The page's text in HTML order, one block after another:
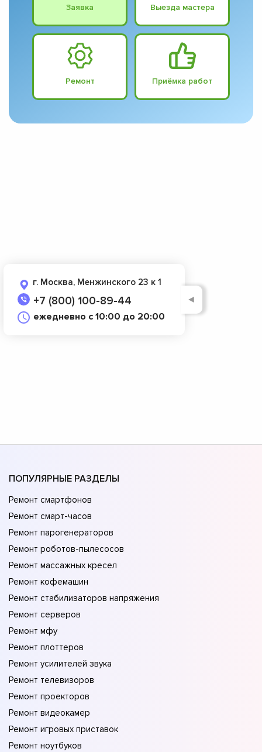
Заявка Выезда мастера
Ремонт Приёмка работ
г. Москва, Менжинского 23 к 1
+7 (800) 100-89-44
ежедневно с 10:00 до 20:00
◄
ПОПУЛЯРНЫЕ РАЗДЕЛЫ
Ремонт смартфонов
Ремонт смарт-часов
Ремонт парогенераторов
Ремонт роботов-пылесосов
Ремонт массажных кресел
Ремонт кофемашин
Ремонт стабилизаторов напряжения
Ремонт серверов
Ремонт мфу
Ремонт плоттеров
Ремонт усилителей звука
Ремонт телевизоров
Ремонт проекторов
Ремонт видеокамер
Ремонт игровых приставок
Ремонт ноутбуков